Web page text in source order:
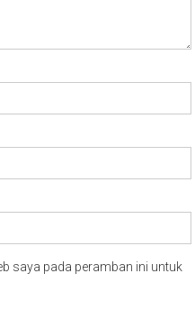
saya pada peramban ini untuk